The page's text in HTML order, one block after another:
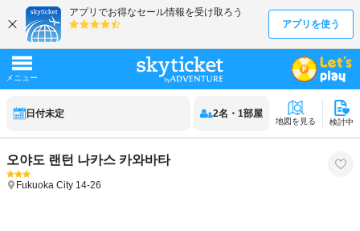
日付未定 2名 ・ 1部屋
地図を見る 検討中
오야도 랜턴 나카스 카와바타
Fukuoka City 14-26